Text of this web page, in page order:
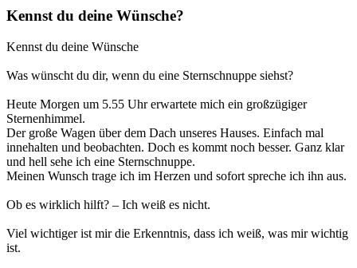
Kennst du deine Wünsche?
Kennst du deine Wünsche
Was wünscht du dir, wenn du eine Sternschnuppe siehst?
Heute Morgen um 5.55 Uhr erwartete mich ein großzügiger
Sternenhimmel.
Der große Wagen über dem Dach unseres Hauses. Einfach mal
innehalten und beobachten. Doch es kommt noch besser. Ganz klar
und hell sehe ich eine Sternschnuppe.
Meinen Wunsch trage ich im Herzen und sofort spreche ich ihn aus.
Ob es wirklich hilft? – Ich weiß es nicht.
Viel wichtiger ist mir die Erkenntnis, dass ich weiß, was mir wichtig
ist.